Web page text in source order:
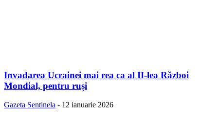
Invadarea Ucrainei mai rea ca al II-lea Război
Mondial, pentru ruși
Gazeta Sentinela - 12 ianuarie 2026